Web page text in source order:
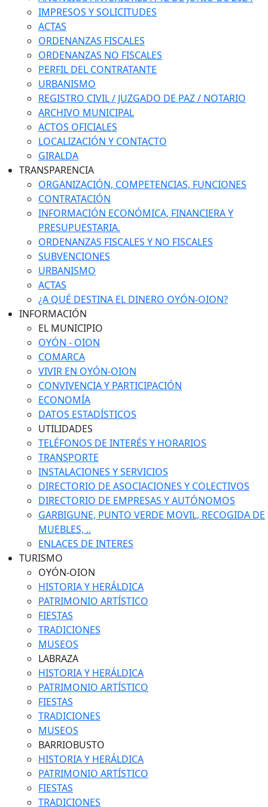
IMPRESOS Y SOLICITUDES
ACTAS
ORDENANZAS FISCALES
ORDENANZAS NO FISCALES
PERFIL DEL CONTRATANTE
URBANISMO
REGISTRO CIVIL / JUZGADO DE PAZ / NOTARIO
ARCHIVO MUNICIPAL
ACTOS OFICIALES
LOCALIZACIÓN Y CONTACTO
GIRALDA
TRANSPARENCIA
ORGANIZACIÓN, COMPETENCIAS, FUNCIONES
CONTRATACIÓN
INFORMACIÓN ECONÓMICA, FINANCIERA Y
PRESUPUESTARIA.
ORDENANZAS FISCALES Y NO FISCALES
SUBVENCIONES
URBANISMO
ACTAS
¿A QUÉ DESTINA EL DINERO OYÓN-OION?
INFORMACIÓN
EL MUNICIPIO
OYÓN - OION
COMARCA
VIVIR EN OYÓN-OION
CONVIVENCIA Y PARTICIPACIÓN
ECONOMÍA
DATOS ESTADÍSTICOS
UTILIDADES
TELÉFONOS DE INTERÉS Y HORARIOS
TRANSPORTE
INSTALACIONES Y SERVICIOS
DIRECTORIO DE ASOCIACIONES Y COLECTIVOS
DIRECTORIO DE EMPRESAS Y AUTÓNOMOS
GARBIGUNE, PUNTO VERDE MOVIL, RECOGIDA DE
MUEBLES, ..
ENLACES DE INTERES
TURISMO
OYÓN-OION
HISTORIA Y HERÁLDICA
PATRIMONIO ARTÍSTICO
FIESTAS
TRADICIONES
MUSEOS
LABRAZA
HISTORIA Y HERÁLDICA
PATRIMONIO ARTÍSTICO
FIESTAS
TRADICIONES
MUSEOS
BARRIOBUSTO
HISTORIA Y HERÁLDICA
PATRIMONIO ARTÍSTICO
FIESTAS
TRADICIONES